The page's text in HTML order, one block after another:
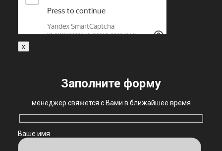
x
Заполните форму
менеджер свяжется с Вами в ближайшее время
Ваше имя